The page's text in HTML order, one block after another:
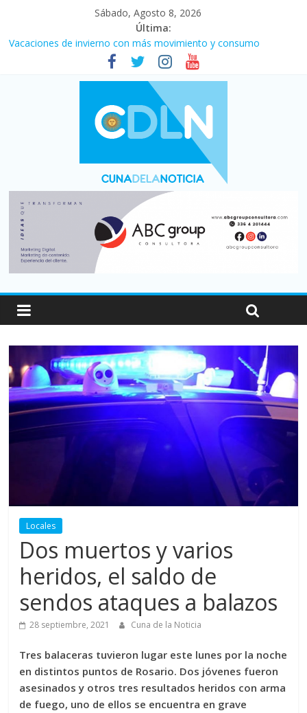
Sábado, Agosto 8, 2026
Última:
Vacaciones de invierno con más movimiento y consumo
turístico: 4,6 millones de personas viajaron por el país, un 5,9%
Fuerte caída de la venta de autos usados en julio: bajó un 12,6%
Central venció 1 a 0 al River de Coudet en el Monumental
La morosidad alcanzó su nivel más alto en dos décadas y ya
Desde que asumió Milei cerraron 41.000 kioscos: el sector
denuncia crisis como en 2001
Locales
Dos muertos y varios
heridos, el saldo de
sendos ataques a balazos
28 septiembre, 2021 Cuna de la Noticia
Tres balaceras tuvieron lugar este lunes por la noche
en distintos puntos de Rosario. Dos jóvenes fueron
asesinados y otros tres resultados heridos con arma
de fuego, uno de ellos se encuentra en grave